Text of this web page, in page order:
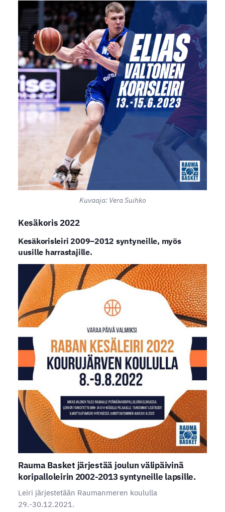
Kuvaaja: Vera Suihko
Kesäkoris 2022
Kesäkorisleiri 2009–2012 syntyneille, myös
uusille harrastajille.
Rauma Basket järjestää joulun välipäivinä
koripalloleirin 2002-2013 syntyneille lapsille.
Leiri järjestetään Raumanmeren koululla
29.-30.12.2021.